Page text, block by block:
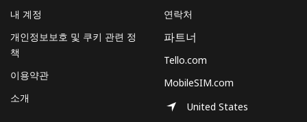
안녕하세요!
가입하세요 →
내 계정
개인정보보호 및 쿠키 관련 정
책
이용약관
소개
연락처
파트너
Tello.com
MobileSIM.com
United States